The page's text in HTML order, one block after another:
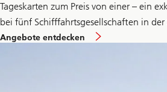
Tageskarten zum Preis von einer – ein
bei fünf Schifffahrtsgesellschaften in der
Angebote entdecken